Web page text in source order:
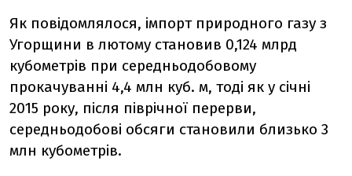
Як повідомлялося, імпорт природного газу з
Угорщини в лютому становив 0,124 млрд
кубометрів при середньодобовому
прокачуванні 4,4 млн куб. м, тоді як у січні
2015 року, після піврічної перерви,
середньодобові обсяги становили близько 3
млн кубометрів.